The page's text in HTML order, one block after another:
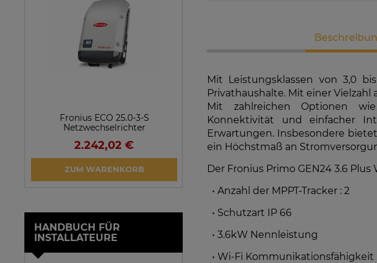
Fronius ECO 25.0-3-S
Netzwechselrichter
2.242,02 €
ZUM WARENKORB
SolarEdge SE25K-RW00IBNM4
Netzwechselrichter
923,17 €
VERFÜGBARKEIT DER
ARTIKEL MELDEN
HANDBUCH FÜR
INSTALLATEURE
Mit Leistungsklassen von 3,0
Privathaushalte. Mit einer
Mit zahlreichen Optionen wie
Konnektivität und einfacher
Erwartungen. Insbesondere
ein Höchstmaß an
Der Fronius Primo GEN24 3.6
• Anzahl der MPPT-Tracker : 2
• Schutzart IP 66
• 3.6kW Nennleistung
• Wi-Fi Kommunikationsfähigkeit